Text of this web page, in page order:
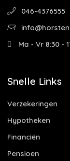
046-4376555
Ma - Vr 8:30 -
Snelle Links
Verzekeringen
Hypotheken
Financiën
Pensioen